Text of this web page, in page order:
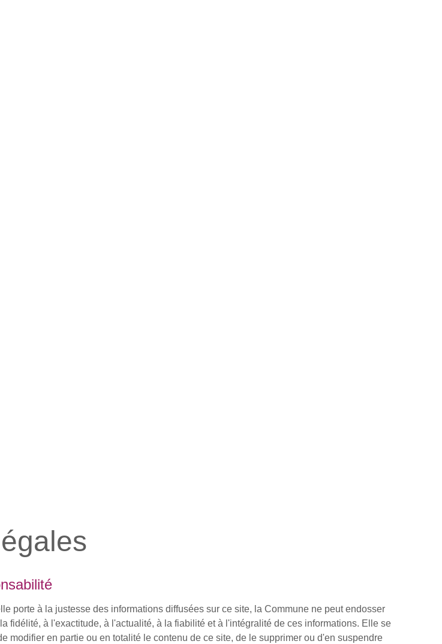
porte à la justesse des informations diffusées sur ce site, la Commune ne peut endosser
fidélité, à l'exactitude, à l'actualité, à la fiabilité et à l'intégralité de ces informations. Elle se
modifier en partie ou en totalité le contenu de ce site, de le supprimer ou d'en suspendre